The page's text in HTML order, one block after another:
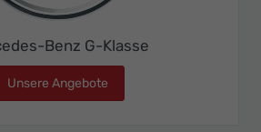
Benz G-Klasse
Unsere Angebote